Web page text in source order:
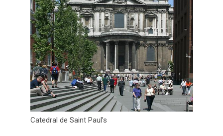
Catedral de Saint Paul’s